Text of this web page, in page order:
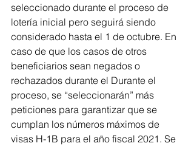
seleccionado durante el proceso de
lotería inicial pero seguirá siendo
considerado hasta el 1 de octubre. En
caso de que los casos de otros
beneficiarios sean negados o
rechazados durante el Durante el
proceso, se “seleccionarán” más
peticiones para garantizar que se
cumplan los números máximos de
visas H-1B para el año fiscal 2021. Se